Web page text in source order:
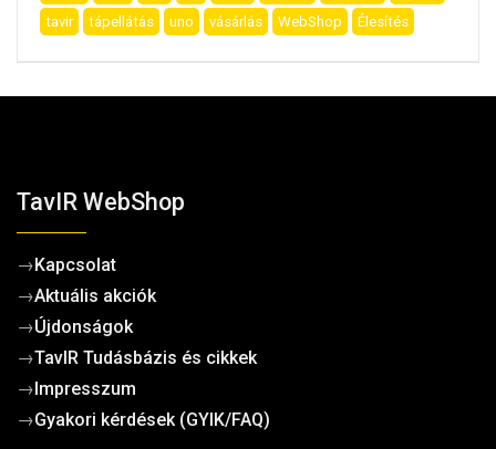
tavir
tápellátás uno vásárlás WebShop Élesítés
TavIR WebShop
→Kapcsolat
→Aktuális akciók
→Újdonságok
→TavIR Tudásbázis és cikkek
→Impresszum
→Gyakori kérdések (GYIK/FAQ)